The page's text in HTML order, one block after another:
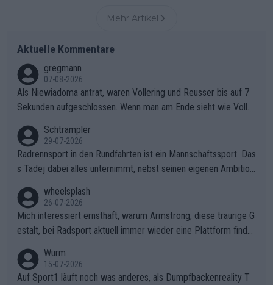
Mehr Artikel
Aktuelle Kommentare
gregmann
07-08-2026
Als Niewiadoma antrat, waren Vollering und Reusser bis auf 7
Sekunden aufgeschlossen. Wenn man am Ende sieht wie Voller
ering die 7 Sekunden zu Niewiadoma nicht geschlossen hat un
d den Abstand hat anwachsen lassen. Ein schwerer taktischer
Fehler, der den Tour Sieg kosten wird.Diese Beobachtung trifft
Zögerlichkeit von Demi Vollering in diesem Moment war das e
ntscheidende Puzzleteil, das Katarzyna Niewiadoma die Tür z
um Gelben Trikot geöffnet hat.Das taktische Dilemma am Mon
t VentouxDie psychologische Falle: Vollering spekulierte in die
ser Phase darauf, dass Marlen Reusser im Gelben Trikot die N
achführarbeit leistet, um ihre Gesamtführung zu verteidigen.De
r Pokereinsatz: Anstatt die verbleibenden 7 Sekunden sofort s
Schtrampler
29-07-2026
Radrennsport in den Rundfahrten ist ein Mannschaftssport. Das
s Tadej dabei alles unternimmt, nebst seinen eigenen Ambition
ganze Team auch mental stark zu machen und konkret am Erf
olg teilzuhaben, ist ihm ganz hoch anzurechnen. Das ist ein Zei
chen weit über den Radsport hinaus.
wheelsplash
26-07-2026
Mich interessiert ernsthaft, warum Armstrong, diese traurige G
estalt, bei Radsport aktuell immer wieder eine Plattform finde
Wurm
15-07-2026
Auf Sport1 läuft noch was anderes, als Dumpfbackenreality T